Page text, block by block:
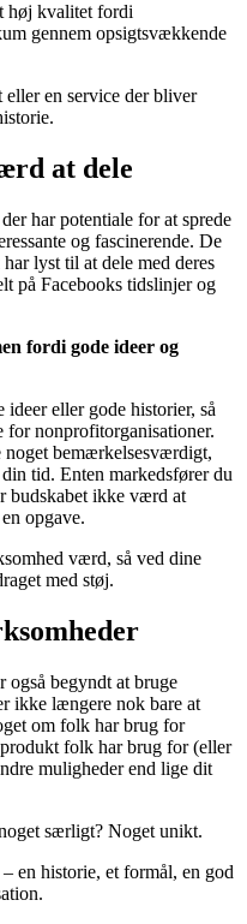
høj kvalitet fordi
gennem opsigtsvækkende
en service der bliver
at dele
har potentiale for at sprede
og fascinerende. De
lyst til at dele med deres
på Facebooks tidslinjer og
fordi gode ideer og
eller gode historier, så
nonprofitorganisationer.
bemærkelsesværdigt,
tid. Enten markedsfører du
budskabet ikke værd at
opgave.
værd, så ved dine
med støj.
også begyndt at bruge
ikke længere nok bare at
om folk har brug for
folk har brug for (eller
muligheder end lige dit
særligt? Noget unikt.
en historie, et formål, en god